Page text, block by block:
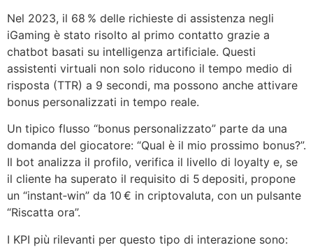
Nel 2023, il 68 % delle richieste di assistenza negli
iGaming è stato risolto al primo contatto grazie a
chatbot basati su intelligenza artificiale. Questi
assistenti virtuali non solo riducono il tempo medio di
risposta (TTR) a 9 secondi, ma possono anche attivare
bonus personalizzati in tempo reale.
Un tipico flusso “bonus personalizzato” parte da una
domanda del giocatore: “Qual è il mio prossimo bonus?”.
Il bot analizza il profilo, verifica il livello di loyalty e, se
il cliente ha superato il requisito di 5 depositi, propone
un “instant‑win” da 10 € in criptovaluta, con un pulsante
“Riscatta ora”.
I KPI più rilevanti per questo tipo di interazione sono: